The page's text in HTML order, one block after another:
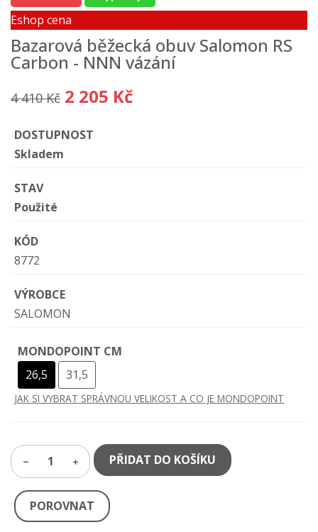
Eshop cena
Bazarová běžecká obuv Salomon RS
Carbon - NNN vázání
4 410 Kč 2 205 Kč
DOSTUPNOST
Skladem
STAV
Použité
KÓD
8772
VÝROBCE
SALOMON
MONDOPOINT CM
26,5
31,5
JAK SI VYBRAT SPRÁVNOU VELIKOST A CO JE MONDOPOINT
1 PŘIDAT DO KOŠÍKU
POROVNAT